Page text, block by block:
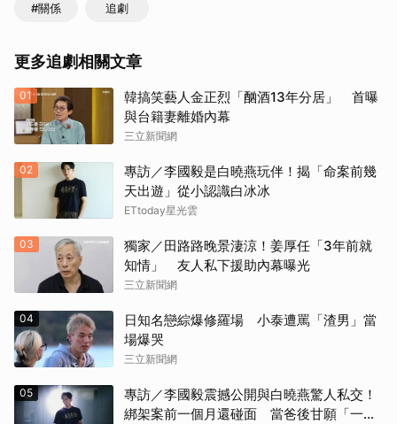
#關係 追劇
更多追劇相關文章
01
韓搞笑藝人金正烈「酗酒13年分居」 首曝
與台籍妻離婚內幕
三立新聞網
02
專訪／李國毅是白曉燕玩伴！揭「命案前幾
天出遊」從小認識白冰冰
ETtoday星光雲
03
獨家／田路路晚景淒涼！姜厚任「3年前就
知情」 友人私下援助內幕曝光
三立新聞網
04
日知名戀綜爆修羅場 小泰遭罵「渣男」當
場爆哭
三立新聞網
05
專訪／李國毅震撼公開與白曉燕驚人私交！
綁架案前一個月還碰面 當爸後甘願「一輩